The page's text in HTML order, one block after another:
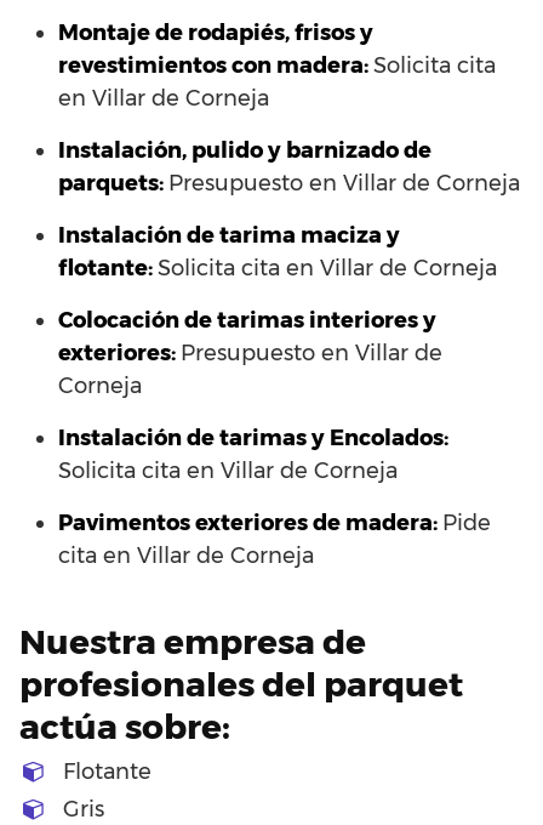
Montaje de rodapiés, frisos y
revestimientos con madera:Solicita cita
en Villar de Corneja
Instalación, pulido y barnizado de
parquets: Presupuesto en Villar de Corneja
Instalación de tarima maciza y
flotante:Solicita cita en Villar de Corneja
Colocación de tarimas interiores y
exteriores: Presupuesto en Villar de
Corneja
Instalación de tarimas y Encolados:
Solicita cita en Villar de Corneja
Pavimentos exteriores de madera: Pide
cita en Villar de Corneja
Nuestra empresa de
profesionales del parquet
actúa sobre:
Flotante
Gris